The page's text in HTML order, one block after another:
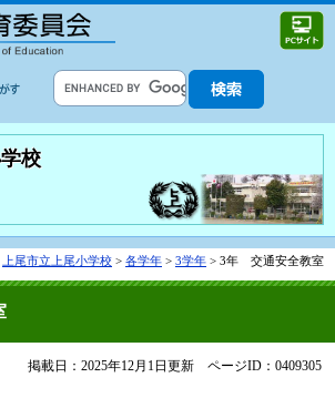
校
上尾市立上尾小学校 > 各学年 > 3学年 > 3年 交通安全教室
掲載日：2025年12月1日更新 ページID：0409305